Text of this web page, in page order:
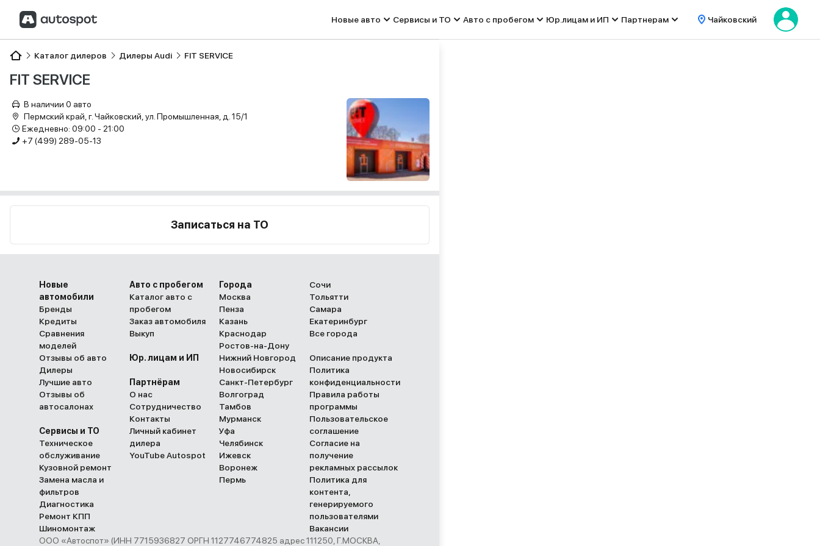
Новые авто Сервисы и ТО Авто с пробегом Юр.лицам и ИП Партнерам Чайковский
Каталог дилеров Дилеры Audi FIT SERVICE
FIT SERVICE
В наличии 0 авто
Пермский край, г. Чайковский, ул. Промышленная, д. 15/1
Ежедневно: 09:00 - 21:00
+7 (499) 289-05-13
Записаться на ТО
Новые
автомобили
Бренды
Кредиты
Сравнения
моделей
Отзывы об авто
Дилеры
Лучшие авто
Отзывы об
автосалонах
Сервисы и ТО
Техническое
обслуживание
Кузовной ремонт
Замена масла и
фильтров
Диагностика
Ремонт КПП
Шиномонтаж
Авто с пробегом
Каталог авто с
пробегом
Заказ автомобиля
Выкуп
Юр. лицам и ИП
Партнёрам
О нас
Сотрудничество
Контакты
Личный кабинет
дилера
YouTube Autospot
Города
Москва
Пенза
Казань
Краснодар
Ростов-на-Дону
Нижний Новгород
Новосибирск
Санкт-Петербург
Волгоград
Тамбов
Мурманск
Уфа
Челябинск
Ижевск
Воронеж
Пермь
Сочи
Тольятти
Самара
Екатеринбург
Все города
Описание продукта
Политика
конфиденциальности
Правила работы
программы
Пользовательское
соглашение
Согласие на
получение
рекламных рассылок
Политика для
контента,
генерируемого
пользователями
Вакансии
ООО «Автоспот» (ИНН 7715936827 ОРГН 1127746774825 адрес 111250, Г.МОСКВА,